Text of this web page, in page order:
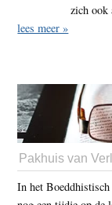
zich ook
lees meer »
Pakhuis van
In het